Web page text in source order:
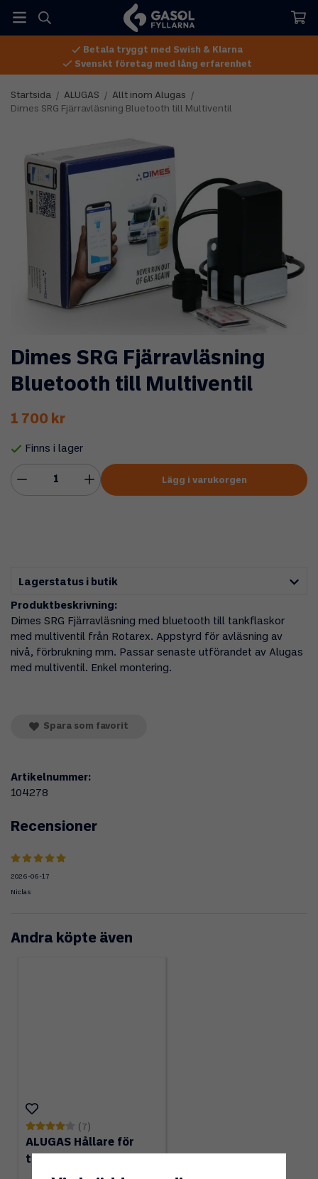
Betala tryggt med Swish & Klarna
Svenskt företag med lång erfarenhet
Startsida / ALUGAS / Allt inom Alugas
/
Dimes SRG Fjärravläsning Bluetooth till Multiventil
Dimes SRG Fjärravläsning
Bluetooth till Multiventil
1 700 kr
Finns i lager
Lägg i varukorgen
Lagerstatus i butik
Produktbeskrivning:
Dimes SRG Fjärravläsning med bluetooth till tankflaskor
med multiventil från Rotarex. Appstyrd för avläsning av
nivå, förbrukning mm. Passar senaste utförandet av Alugas
med multiventil. Enkel montering.
Spara som favorit
Artikelnummer:
104278
Recensioner
2026-06-17
Niclas
Andra köpte även
(7)
ALUGAS Hållare för
tankflaska